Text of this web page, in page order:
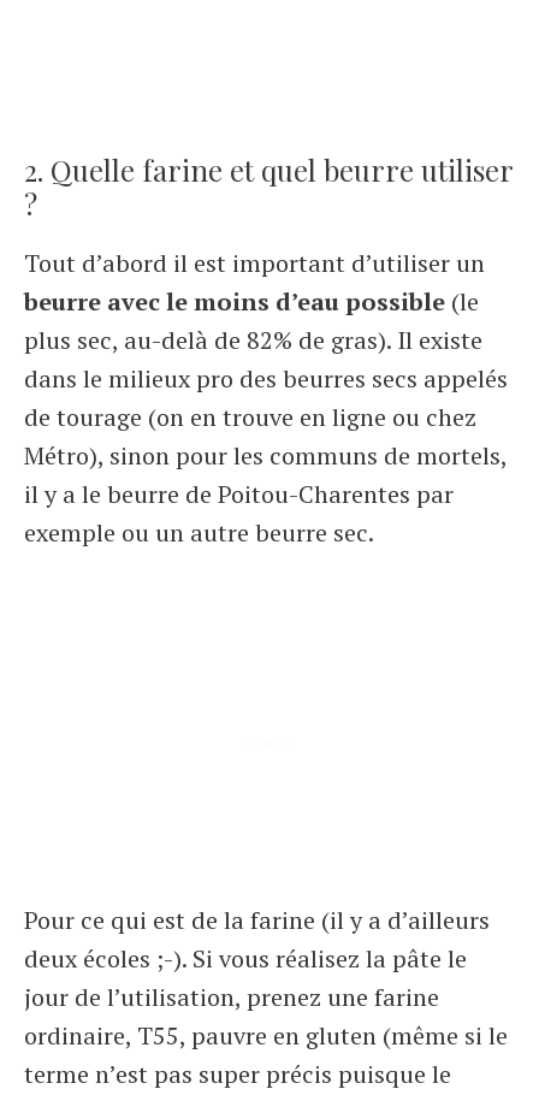
2. Quelle farine et quel beurre utiliser
?
Tout d’abord il est important d’utiliser un
beurre avec le moins d’eau possible (le
plus sec, au-delà de 82% de gras). Il existe
dans le milieux pro des beurres secs appelés
de tourage (on en trouve en ligne ou chez
Métro), sinon pour les communs de mortels,
il y a le beurre de Poitou-Charentes par
exemple ou un autre beurre sec.
Pour ce qui est de la farine (il y a d’ailleurs
deux écoles ;-). Si vous réalisez la pâte le
jour de l’utilisation, prenez une farine
ordinaire, T55, pauvre en gluten (même si le
terme n’est pas super précis puisque le